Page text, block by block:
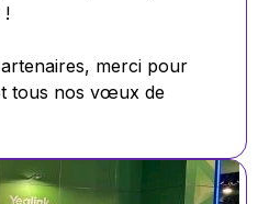
!
merci pour
tous nos vœux de